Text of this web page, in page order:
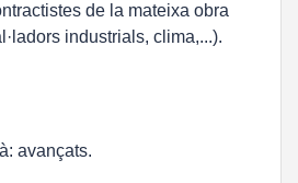
de la mateixa obra
industrials, clima,...).
avançats.